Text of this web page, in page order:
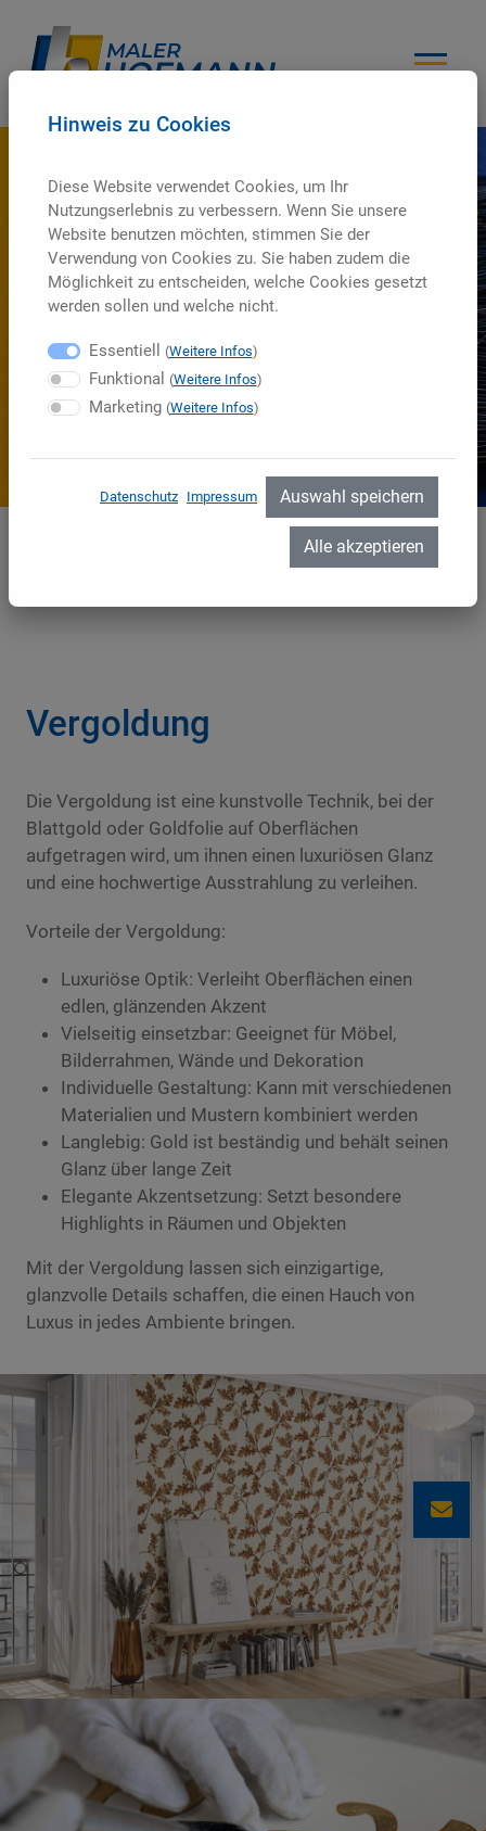
Vergoldung
Die Vergoldung ist eine kunstvolle Technik, bei der
Blattgold oder Goldfolie auf Oberflächen
aufgetragen wird, um ihnen einen luxuriösen Glanz
und eine hochwertige Ausstrahlung zu verleihen.
Vorteile der Vergoldung:
Luxuriöse Optik: Verleiht Oberflächen einen
edlen, glänzenden Akzent
Vielseitig einsetzbar: Geeignet für Möbel,
Bilderrahmen, Wände und Dekoration
Individuelle Gestaltung: Kann mit verschiedenen
Materialien und Mustern kombiniert werden
Langlebig: Gold ist beständig und behält seinen
Glanz über lange Zeit
Elegante Akzentsetzung: Setzt besondere
Highlights in Räumen und Objekten
Mit der Vergoldung lassen sich einzigartige,
glanzvolle Details schaffen, die einen Hauch von
Luxus in jedes Ambiente bringen.
Hinweis zu Cookies
Diese Website verwendet Cookies, um Ihr
Nutzungserlebnis zu verbessern. Wenn Sie unsere
Website benutzen möchten, stimmen Sie der
Verwendung von Cookies zu. Sie haben zudem die
Möglichkeit zu entscheiden, welche Cookies gesetzt
werden sollen und welche nicht.
Essentiell (Weitere Infos)
Funktional (Weitere Infos)
Marketing (Weitere Infos)
Datenschutz Impressum Auswahl speichern
Alle akzeptieren